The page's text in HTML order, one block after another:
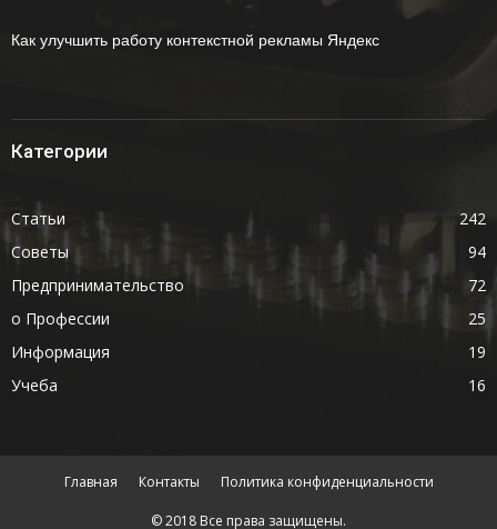
Как улучшить работу контекстной рекламы Яндекс
Категории
Статьи
242
Советы
94
Предпринимательство
72
о Профессии
25
Информация
19
Учеба
16
Главная Контакты Политика конфиденциальности
© 2018 Все права защищены.